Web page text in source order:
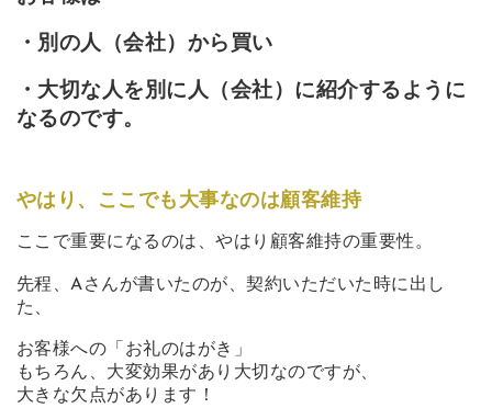
・別の人（会社）から買い
・大切な人を別に人（会社）に紹介するように
なるのです。
やはり、ここでも大事なのは顧客維持
ここで重要になるのは、やはり顧客維持の重要性。
先程、Aさんが書いたのが、契約いただいた時に出し
た、
お客様への「お礼のはがき」
もちろん、大変効果があり大切なのですが、
大きな欠点があります！